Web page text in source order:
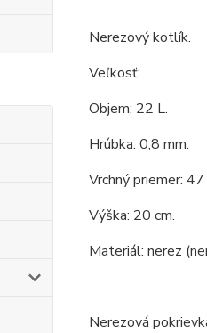
Nerezový kotlík.
Veľkosť:
Objem: 22 L.
Hrúbka: 0,8 mm.
Vrchný priemer: 47
Výška: 20 cm.
Materiál: nerez
Nerezová